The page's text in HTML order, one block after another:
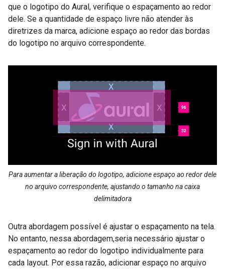
que o logotipo do Aural, verifique o espaçamento ao redor
dele. Se a quantidade de espaço livre não atender às
diretrizes da marca, adicione espaço ao redor das bordas
do logotipo no arquivo correspondente.
Para aumentar a liberação do logotipo, adicione espaço ao redor dele
no arquivo correspondente, ajustando o tamanho na caixa
delimitadora
Outra abordagem possível é ajustar o espaçamento na tela.
No entanto, nessa abordagem,seria necessário ajustar o
espaçamento ao redor do logotipo individualmente para
cada layout. Por essa razão, adicionar espaço no arquivo